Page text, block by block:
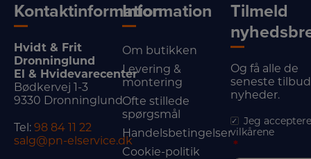
Kontaktinformation
Hvidt & Frit
Dronninglund
El & Hvidevarecenter
Bødkervej 1-3
9330 Dronninglund
Tel: 98 84 11 22
salg@pn-elservice.dk
Information
Om butikken
Levering &
montering
Ofte stillede
spørgsmål
Handelsbetingelser
Cookie-politik
Tilmeld
Og få alle de
seneste
nyheder.
Jeg
vilkårene
*